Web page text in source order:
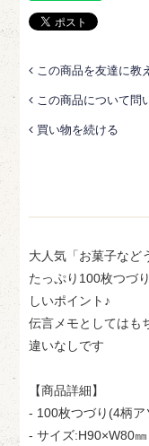
この商品を友達に教
この商品について問
買い物を続ける
大人気「お菓子など
たっぷり100枚つづ
しいポイント♪
伝言メモとしてはも
違いなしです
【商品詳細】
- 100枚つづり(4柄ア
- サイズ:H90×W80㎜